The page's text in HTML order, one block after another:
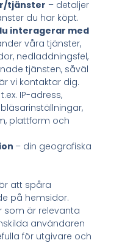
tjänster – detaljer
du har köpt.
interagerar med
våra tjänster,
nedladdningsfel,
tjänsten, såväl
vi kontaktar dig.
IP-adress,
plattform och
– din geografiska
att spåra
på hemsidor.
som är relevanta
användaren
för utgivare och